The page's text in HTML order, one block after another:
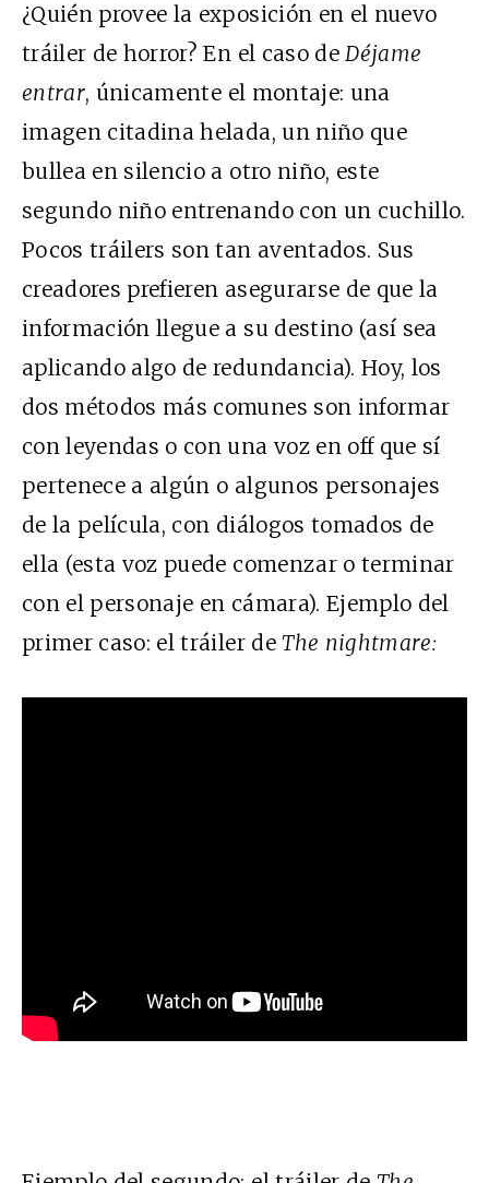
¿Quién provee la exposición en el nuevo
tráiler de horror? En el caso deDéjame
entrar, únicamente el montaje: una
imagen citadina helada, un niño que
bullea en silencio a otro niño, este
segundo niño entrenando con un cuchillo.
Pocos tráilers son tan aventados. Sus
creadores prefieren asegurarse de que la
información llegue a su destino (así sea
aplicando algo de redundancia). Hoy, los
dos métodos más comunes son informar
con leyendas o con una voz en off que sí
pertenece a algún o algunos personajes
de la película, con diálogos tomados de
ella (esta voz puede comenzar o terminar
con el personaje en cámara). Ejemplo del
primer caso: el tráiler deThe nightmare: